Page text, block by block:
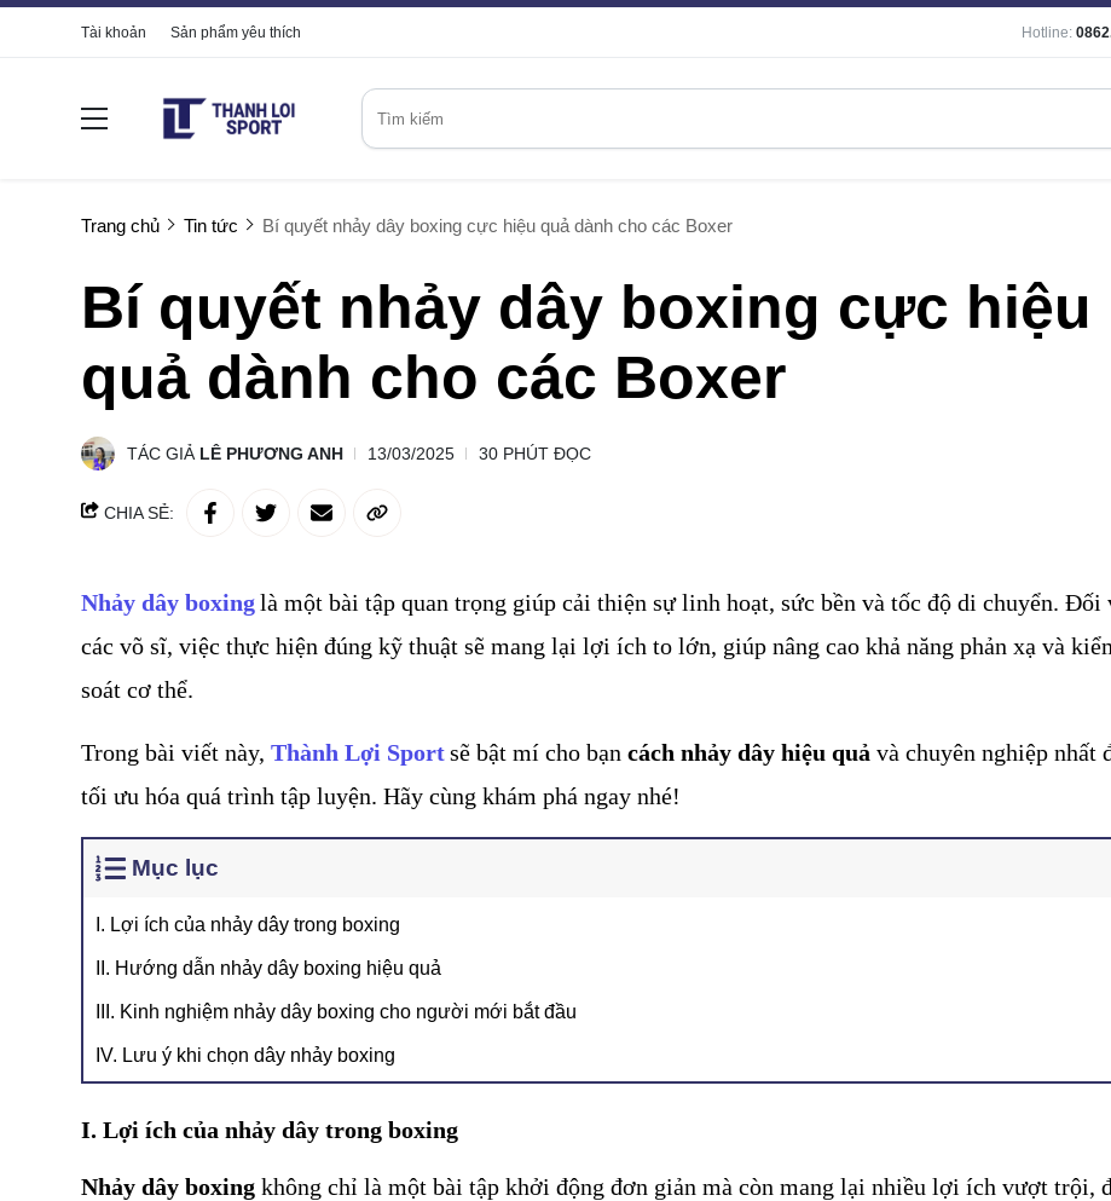
Tài khoản Sản phẩm yêu thích Hotline:
Trang chủ Tin tức Bí quyết nhảy dây boxing cực hiệu quả dành cho các Boxer
Bí quyết nhảy dây boxing cực hiệu
quả dành cho các Boxer
TÁC GIẢ LÊ PHƯƠNG ANH 13/03/2025 30 PHÚT ĐỌC
CHIA SẺ:
Nhảy dây boxinglà một bài tập quan trọng giúp cải thiện sự linh hoạt, sức bền và tốc độ di chuyển. Đối
các võ sĩ, việc thực hiện đúng kỹ thuật sẽ mang lại lợi ích to lớn, giúp nâng cao khả năng phản xạ và
soát cơ thể.
Trong bài viết này, Thành Lợi Sportsẽ bật mí cho bạn cách nhảy dây hiệu quả và chuyên nghiệp nhất
tối ưu hóa quá trình tập luyện. Hãy cùng khám phá ngay nhé!
Mục lục
I. Lợi ích của nhảy dây trong boxing
II. Hướng dẫn nhảy dây boxing hiệu quả
III. Kinh nghiệm nhảy dây boxing cho người mới bắt đầu
IV. Lưu ý khi chọn dây nhảy boxing
I. Lợi ích của nhảy dây trong boxing
Nhảy dây boxing không chỉ là một bài tập khởi động đơn giản mà còn mang lại nhiều lợi ích vượt trội,